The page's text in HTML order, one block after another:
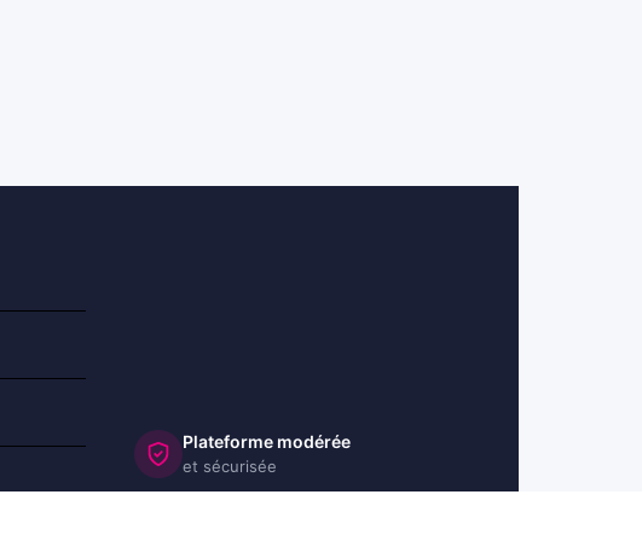
Plateforme modérée
et sécurisée